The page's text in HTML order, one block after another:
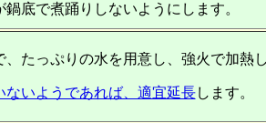
鍋底で煮踊りしないようにします。
たっぷりの水を用意し、強火で加熱し
ないようであれば、適宜延長します。